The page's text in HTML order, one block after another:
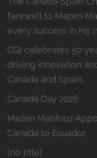
farewell to Mazen
every success in his
CGI celebrates 50
driving innovation
Canada and Spain.
Canada Day 2026.
Mazen Mahfouz
Canada to Ecuador.
(no title)